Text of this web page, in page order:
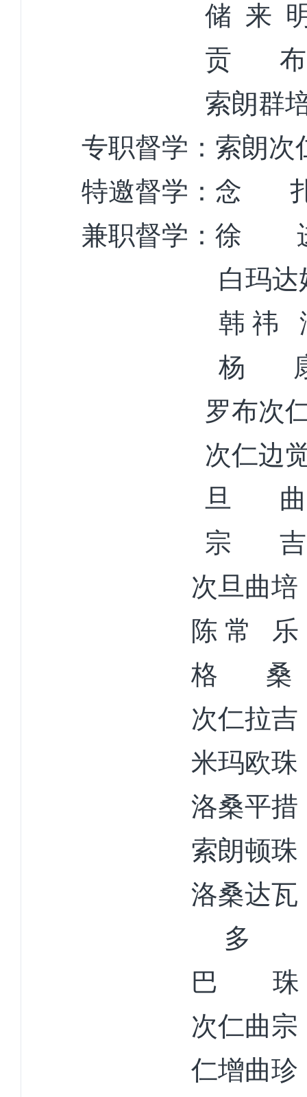
储 来
贡
布
索朗群
专职督学： 索朗次
特邀督学 ：念
兼职督学： 徐
白玛达
韩 祎
杨
罗布次
次仁边
旦
曲
宗
吉
次旦曲培
陈 常
乐
格
桑
次仁拉吉
米玛欧珠
洛桑
索朗顿珠
洛桑达瓦
巴 珠
次仁曲宗
仁增曲珍